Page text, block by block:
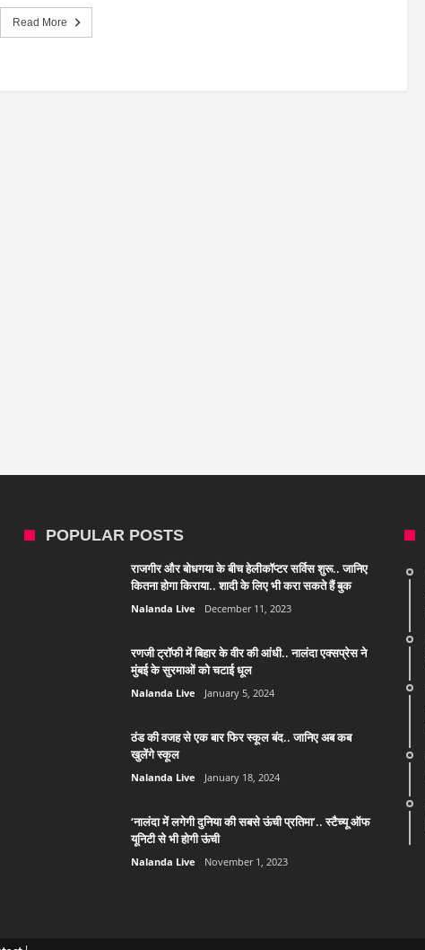
Read More
POPULAR POSTS
राजगीर और बोधगया के बीच हेलीकॉप्टर सर्विस शुरू.. जानिए
कितना होगा किराया.. शादी के लिए भी करा सकते हैं बुक
Nalanda Live December 11, 2023
रणजी ट्रॉफी में बिहार के वीर की आंधी.. नालंदा एक्सप्रेस ने
मुंबई के सुरमाओं को चटाई धूल
Nalanda Live January 5, 2024
ठंड की वजह से एक बार फिर स्कूल बंद.. जानिए अब कब
खुलेंगे स्कूल
Nalanda Live January 18, 2024
‘नालंदा में लगेगी दुनिया की सबसे ऊंची प्रतिमा’.. स्टैच्यू ऑफ
यूनिटी से भी होगी ऊंची
Nalanda Live November 1, 2023